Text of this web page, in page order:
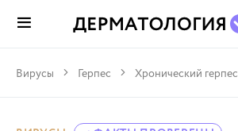
Вирусы Герпес Хронический герпес